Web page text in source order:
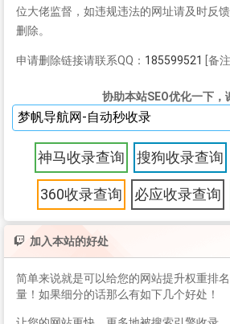
位大佬监督，如违规违法的网址请及时反
删除。
申请删除链接请联系QQ： 185599521 [备
协助本站SEO优化一下，
神马收录查询 搜狗收录查询
360收录查询 必应收录查询
加入本站的好处
简单来说就是可以给您的网站提升权重排
量！如果细分的话那么有如下几个好处！